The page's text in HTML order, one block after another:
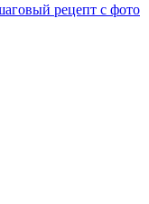
рецепт с фото